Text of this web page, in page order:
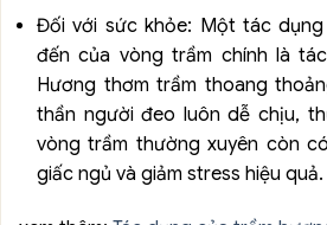
Đối với sức khỏe: Một tác
đến của vòng trầm chính là
Hương thơm trầm thoang
thần người đeo luôn dễ chịu,
vòng trầm thường xuyên còn
giấc ngủ và giảm stress hiệu quả.